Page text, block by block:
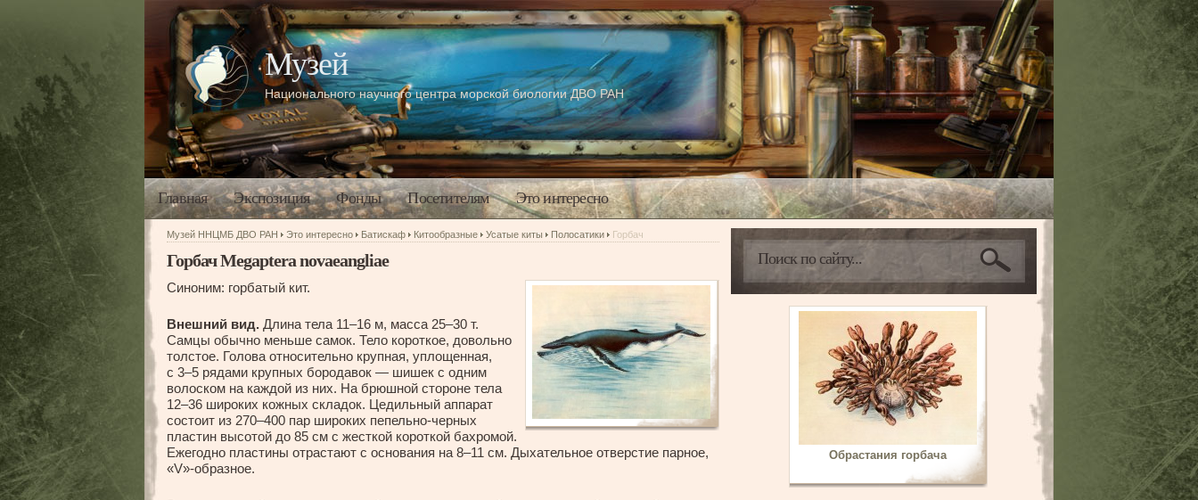
Музей
Национального научного центра морской биологии ДВО РАН
Главная Экспозиция Фонды Посетителям Это интересно
Обрастания горбача
Музей ННЦМБ ДВО РАН Это интересно Батискаф Китообразные Усатые киты Полосатики Горбач
Горбач Megaptera novaeangliae
Синоним: горбатый кит.
Внешний вид. Длина тела 11–16 м, масса 25–30 т.
Самцы обычно меньше самок. Тело короткое, довольно
толстое. Голова относительно крупная, уплощенная,
с 3–5 рядами крупных бородавок — шишек с одним
волоском на каждой из них. На брюшной стороне тела
12–36 широких кожных складок. Цедильный аппарат
состоит из 270–400 пар широких пепельно-черных
пластин высотой до 85 см с жесткой короткой бахромой.
Ежегодно пластины отрастают с основания на 8–11 см. Дыхательное отверстие парное,
«V»-образное.